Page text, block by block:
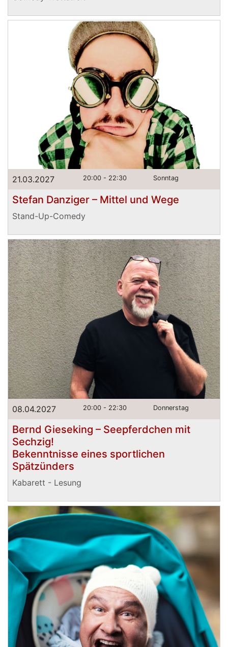
21.03.2027 20:00 - 22:30 Sonntag
Stefan Danziger – Mittel und Wege
Stand-Up-Comedy
08.04.2027 20:00 - 22:30 Donnerstag
Bernd Gieseking – Seepferdchen mit
Sechzig!
Bekenntnisse eines sportlichen
Spätzünders
Kabarett - Lesung